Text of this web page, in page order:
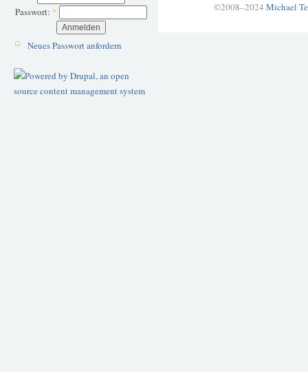
Passwort: *
Neues Passwort anfordern
©2008–2024 Michael